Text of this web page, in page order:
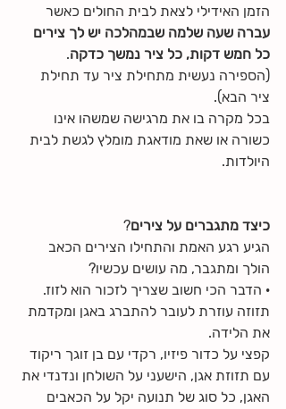
הזמן האידילי לצאת לבית החולים כאשר
עברה שעה שלמה שבמהלכה יש לך צירים
כל חמש דקות, כל ציר נמשך כדקה.
(הספירה נעשית מתחילת ציר עד תחילת
ציר הבא).
בכל מקרה בו את מרגישה שמשהו אינו
כשורה או שאת מודאגת מומלץ לגשת לבית
היולדות.
כיצד מתגברים על צירים?
הגיע רגע האמת והתחילו הצירים הכאב
הולך ומתגבר, מה עושים עכשיו?
· הדבר הכי חשוב שצריך לזכור הוא לזוז.
תזוזה עוזרת לעובר להתברג באגן ומקדמת
את הלידה.
קפצי על כדור פיזיו, רקדי עם בן זוגך ריקוד
עם תזוזת אגן, הישעני על השולחן ונדנדי את
האגן, כל סוג של תנועה יקל על הכאבים